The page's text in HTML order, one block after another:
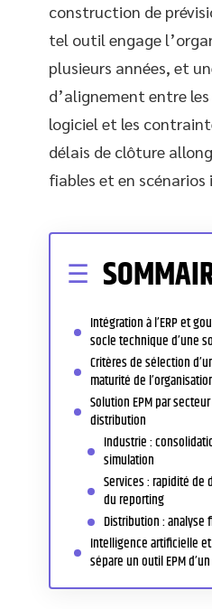
construction de
tel outil engage
plusieurs années, et
d’alignement entre
logiciel et les
délais de clôture
fiables et en scénarios
Intégration à l’ERP et
socle technique d’une
Critères de sélection
maturité de
Solution EPM par
distribution
Industrie :
simulation
Services : rapidité
du reporting
Distribution : analyse
Intelligence artificielle
sépare un outil EPM